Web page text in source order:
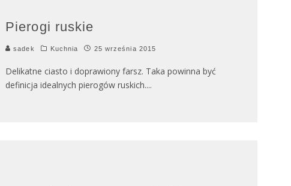
Pierogi ruskie
sadek Kuchnia 25 września 2015
Delikatne ciasto i doprawiony farsz. Taka powinna być
definicja idealnych pierogów ruskich....